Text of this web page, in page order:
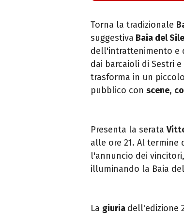
Torna la tradizionale
suggestiva Baia del
dell'intrattenimento e
dai barcaioli di Sestri
trasforma in un
pubblico con scene,
Presenta la serata
alle ore 21. Al
l'annuncio dei
illuminando la Baia
La giuria dell'edizione